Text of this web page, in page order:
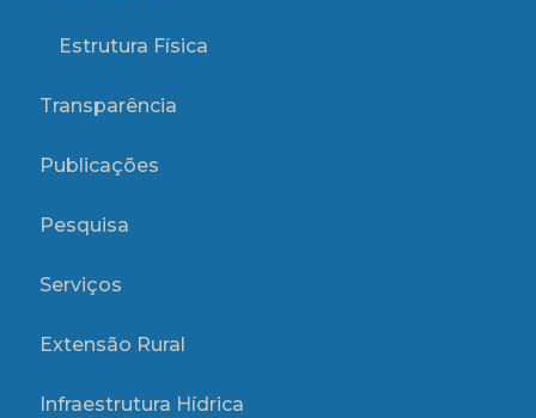
Estrutura Física
Transparência
Publicações
Pesquisa
Serviços
Extensão Rural
Infraestrutura Hídrica